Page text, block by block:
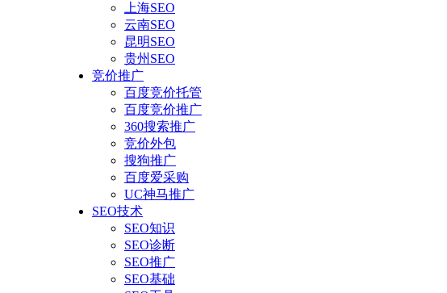
上海SEO
云南SEO
昆明SEO
贵州SEO
竞价推广
百度竞价托管
百度竞价推广
360搜索推广
竞价外包
搜狗推广
百度爱采购
UC神马推广
SEO技术
SEO知识
SEO诊断
SEO推广
SEO基础